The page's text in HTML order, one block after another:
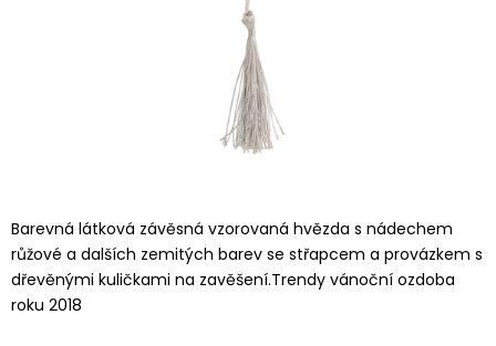
Barevná látková závěsná vzorovaná hvězda s nádechem
růžové a dalších zemitých barev se střapcem a provázkem s
dřevěnými kuličkami na zavěšení.Trendy vánoční ozdoba
roku 2018